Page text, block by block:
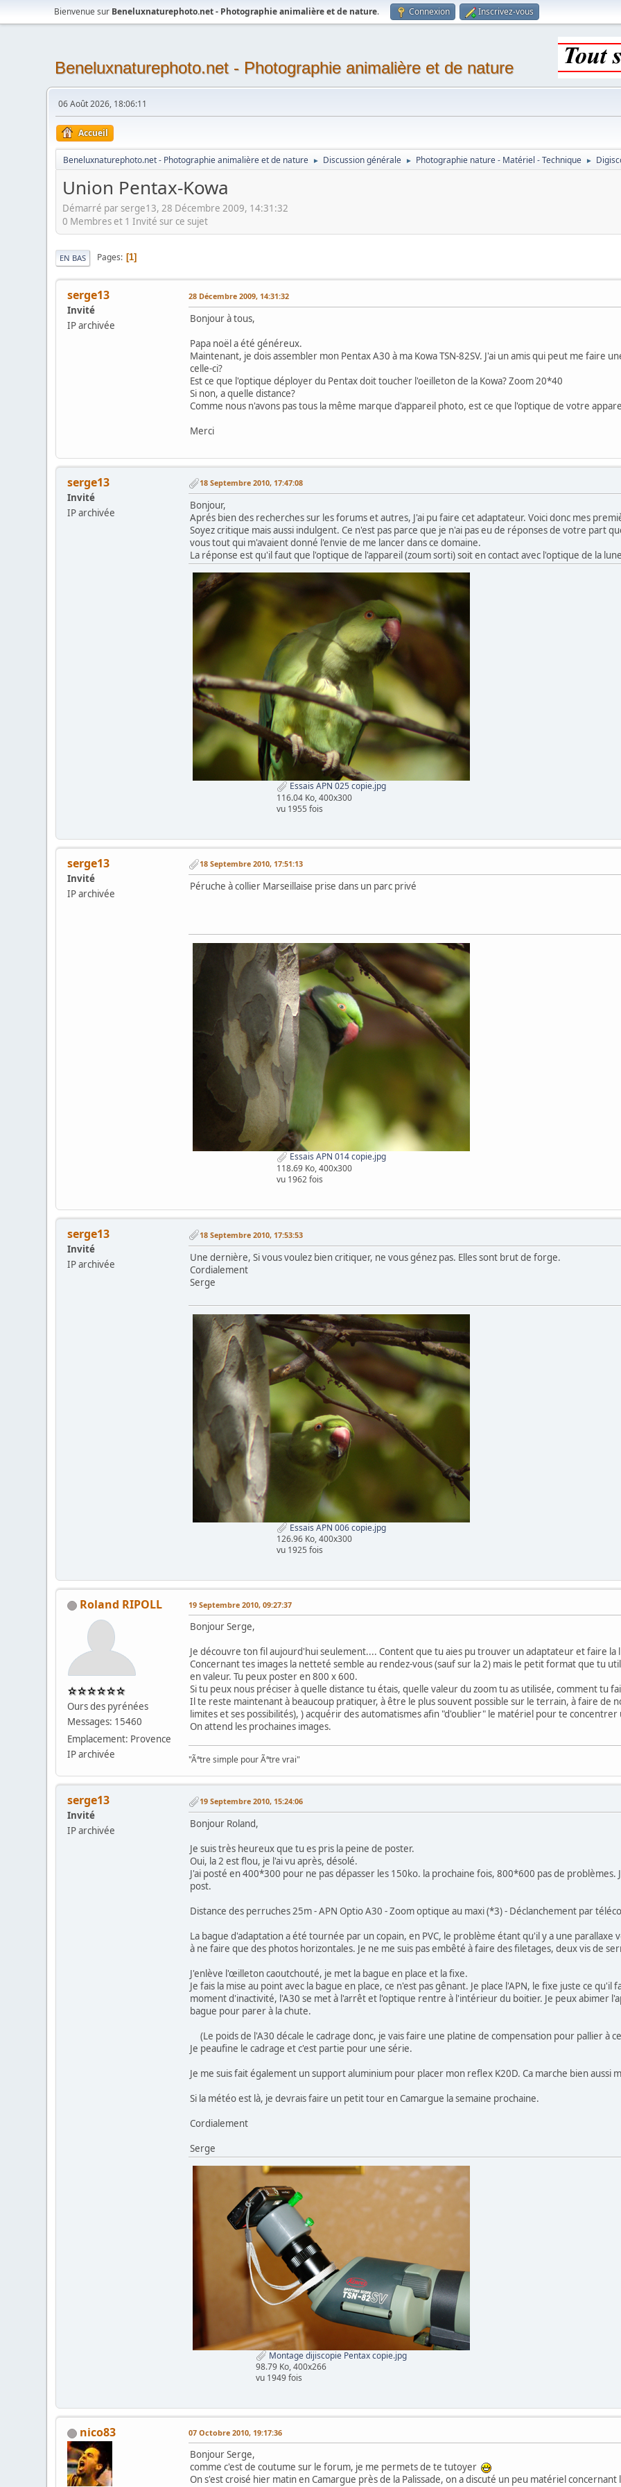
Bienvenue sur Beneluxnaturephoto.net - Photographie animalière et de nature. Connexion Inscrivez-vous
Beneluxnaturephoto.net - Photographie animalière et de nature
06 Août 2026, 18:06:11
Accueil
Beneluxnaturephoto.net - Photographie animalière et de nature ► Discussion générale ► Photographie nature - Matériel - Technique ►
Union Pentax-Kowa
Démarré par serge13, 28 Décembre 2009, 14:31:32
0 Membres et 1 Invité sur ce sujet
EN BAS Pages 1
serge13
Invité
IP archivée
28 Décembre 2009, 14:31:32
Bonjour à tous,
Papa noël a été généreux.
Maintenant, je dois assembler mon Pentax A30 à ma Kowa TSN-82SV. J'ai un amis qui peut me faire
celle-ci?
Est ce que l'optique déployer du Pentax doit toucher l'oeilleton de la Kowa? Zoom 20*40
Si non, a quelle distance?
Comme nous n'avons pas tous la même marque d'appareil photo, est ce que l'optique de votre
Merci
serge13
Invité
IP archivée
18 Septembre 2010, 17:47:08
Bonjour,
Aprés bien des recherches sur les forums et autres, J'ai pu faire cet adaptateur. Voici donc mes
Soyez critique mais aussi indulgent. Ce n'est pas parce que je n'ai pas eu de réponses de votre part
vous tout qui m'avaient donné l'envie de me lancer dans ce domaine.
La réponse est qu'il faut que l'optique de l'appareil (zoum sorti) soit en contact avec l'optique de la
Essais APN 025 copie.jpg
116.04 Ko, 400x300
vu 1955 fois
serge13
Invité
IP archivée
18 Septembre 2010, 17:51:13
Péruche à collier Marseillaise prise dans un parc privé
Essais APN 014 copie.jpg
118.69 Ko, 400x300
vu 1962 fois
serge13
Invité
IP archivée
18 Septembre 2010, 17:53:53
Une dernière, Si vous voulez bien critiquer, ne vous génez pas. Elles sont brut de forge.
Cordialement
Serge
Essais APN 006 copie.jpg
126.96 Ko, 400x300
vu 1925 fois
Roland RIPOLL
Ours des pyrénées
Messages: 15460
Emplacement: Provence
IP archivée
19 Septembre 2010, 09:27:37
Bonjour Serge,
Je découvre ton fil aujourd'hui seulement.... Content que tu aies pu trouver un adaptateur et faire la
Concernant tes images la netteté semble au rendez-vous (sauf sur la 2) mais le petit format que tu
en valeur. Tu peux poster en 800 x 600.
Si tu peux nous préciser à quelle distance tu étais, quelle valeur du zoom tu as utilisée, comment tu
Il te reste maintenant à beaucoup pratiquer, à être le plus souvent possible sur le terrain, à faire de
limites et ses possibilités), ) acquérir des automatismes afin "d'oublier" le matériel pour te
On attend les prochaines images.
"Ãªtre simple pour Ãªtre vrai"
serge13
Invité
IP archivée
19 Septembre 2010, 15:24:06
Bonjour Roland,
Je suis très heureux que tu es pris la peine de poster.
Oui, la 2 est flou, je l'ai vu après, désolé.
J'ai posté en 400*300 pour ne pas dépasser les 150ko. la prochaine fois, 800*600 pas de
post.
Distance des perruches 25m - APN Optio A30 - Zoom optique au maxi (*3) - Déclanchement par
La bague d'adaptation a été tournée par un copain, en PVC, le problème étant qu'il y a une
à ne faire que des photos horizontales. Je ne me suis pas embêté à faire des filetages, deux vis de
J'enlève l'œilleton caoutchouté, je met la bague en place et la fixe.
Je fais la mise au point avec la bague en place, ce n'est pas gênant. Je place l'APN, le fixe juste ce
moment d'inactivité, l'A30 se met à l'arrêt et l'optique rentre à l'intérieur du boitier. Je peux abimer
bague pour parer à la chute.
(Le poids de l'A30 décale le cadrage donc, je vais faire une platine de compensation pour pallier à
Je peaufine le cadrage et c'est partie pour une série.
Je me suis fait également un support aluminium pour placer mon reflex K20D. Ca marche bien aussi
Si la météo est là, je devrais faire un petit tour en Camargue la semaine prochaine.
Cordialement
Serge
Montage dijiscopie Pentax copie.jpg
98.79 Ko, 400x266
vu 1949 fois
nico83 07 Octobre 2010, 19:17:36
Bonjour Serge,
comme c'est de coutume sur le forum, je me permets de te tutoyer
On s'est croisé hier matin en Camargue près de la Palissade, on a discuté un peu matériel